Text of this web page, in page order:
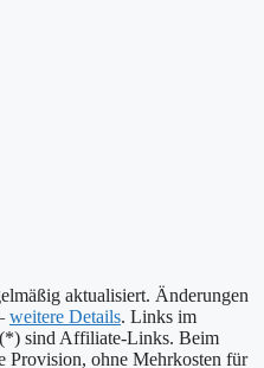
aktualisiert. Änderungen
weitere Details. Links im
sind Affiliate-Links. Beim
Provision, ohne Mehrkosten für